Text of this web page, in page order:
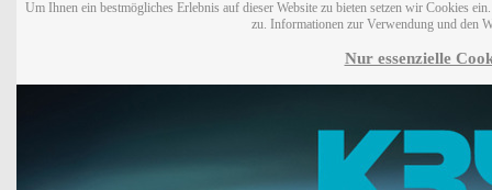
Um Ihnen ein bestmögliches Erlebnis auf dieser Website zu bieten setzen wir Cookies
zu. Informationen zur Verwendung und den
Nur essenzielle